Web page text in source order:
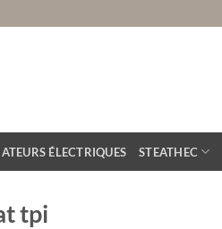
ÉLECTRIQUES STEATHEC
tpi